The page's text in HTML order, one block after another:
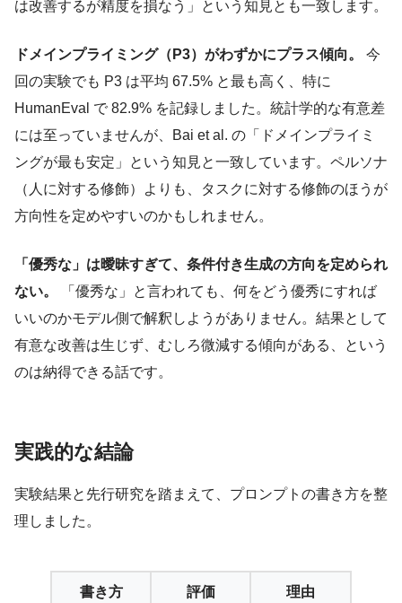
は改善するが精度を損なう」という知見とも一致します。
ドメインプライミング（P3）がわずかにプラス傾向。
今
回の実験でも P3 は平均 67.5% と最も高く、特に
HumanEval で 82.9% を記録しました。統計学的な有意差
には至っていませんが、Bai et al. の「ドメインプライミ
ングが最も安定」という知見と一致しています。ペルソナ
（人に対する修飾）よりも、タスクに対する修飾のほうが
方向性を定めやすいのかもしれません。
「優秀な」は曖昧すぎて、条件付き生成の方向を定められ
ない。
「優秀な」と言われても、何をどう優秀にすれば
いいのかモデル側で解釈しようがありません。結果として
有意な改善は生じず、むしろ微減する傾向がある、という
のは納得できる話です。
実践的な結論
実験結果と先行研究を踏まえて、プロンプトの書き方を整
理しました。
書き方 評価 理由